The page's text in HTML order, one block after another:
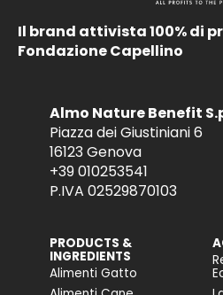
Il brand attivista 100% di
Fondazione Capellino
Almo Nature Benefit
Piazza dei Giustiniani 6
16123 Genova
+39 010253541
P.IVA 02529870103
PRODUCTS &
INGREDIENTS
Alimenti Gatto